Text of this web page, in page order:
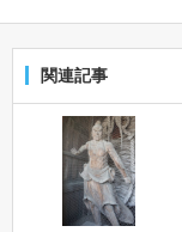
関連記事